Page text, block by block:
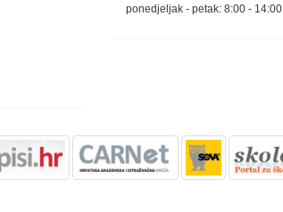
ponedjeljak - petak: 8:00 - 14:00